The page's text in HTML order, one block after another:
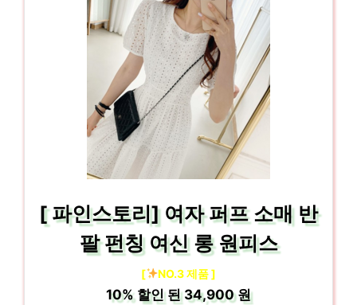
[ 파인스토리] 여자 퍼프 소매 반
팔 펀칭 여신 롱 원피스
[ NO.3 제품 ]
10% 할인 된34,900 원